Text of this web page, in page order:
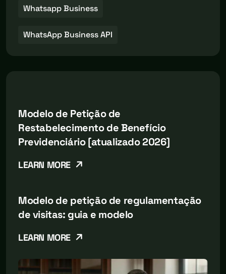
Whatsapp Business
WhatsApp Business API
Modelo de Petição de
Restabelecimento de Benefício
Previdenciário [atualizado 2026]
LEARN MORE
Modelo de petição de regulamentação
de visitas: guia e modelo
LEARN MORE